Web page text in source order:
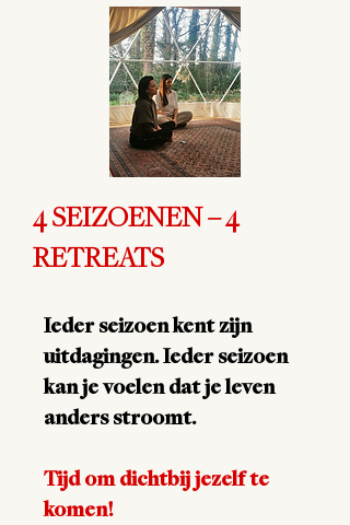
4 SEIZOENEN – 4
RETREATS
Ieder seizoen kent zijn
uitdagingen. Ieder seizoen
kan je voelen dat je leven
anders stroomt.
Tijd om dichtbij jezelf te
komen!